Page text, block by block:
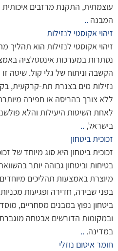
עוצמתית, התקנת מרזבים
המבנה ..
זיהוי אקוסטי לנזילות
זיהוי אקוסטי לנזילות הוא תהליך
נסתרות במערכות אינסטלציה
הקשבה וניתוח של גלי קול. שיטה
נזילות מים בצנרת תת-קרקעית,
ללא צורך בהריסה או חפירה
לאחת השיטות היעילות והלא
בישראל, ..
זכוכית ביטחון
זכוכית ביטחון היא סוג מיוחד של
בטיחות וביטחון גבוהה יותר
מיוצרת באמצעות תהליכים
בפני שבירה, חדירה ופגיעות
ביטחון נפוץ במבנים מסחריים,
ובמקומות הדורשים אבטחה מוגברת
במדינה. ..
חומר איטום נוזלי